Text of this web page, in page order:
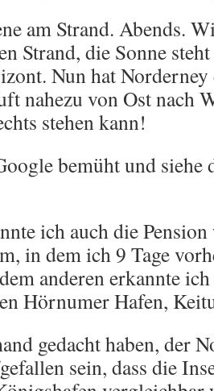
am Strand. Abends.
Strand, die Sonne
Nun hat Norderney
nahezu von Ost nach
stehen kann!
bemüht und
ich auch die
in dem ich 9 Tage
anderen erkannte
Hörnumer Hafen,
gedacht haben, der
sein, dass die